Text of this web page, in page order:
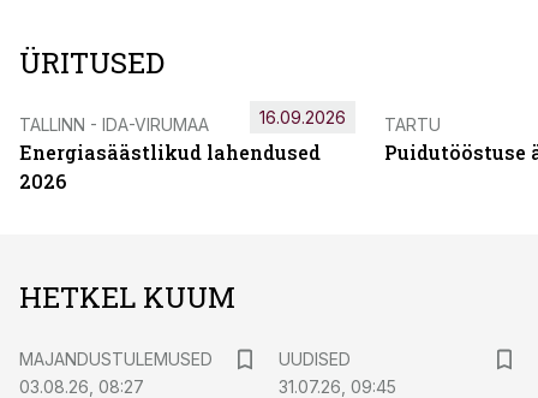
ÜRITUSED
TALLINN - IDA-VIRUMAA
Energiasäästlikud lahendused
2026
16.09.2026 TARTU
Puidutööstuse
HETKEL KUUM
MAJANDUSTULEMUSED
03.08.26, 08:27
UUDISED
31.07.26, 09:45